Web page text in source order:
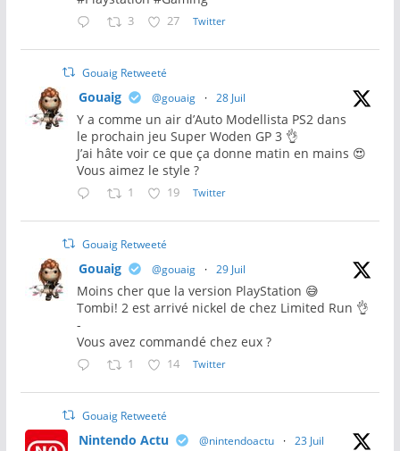
3 27 Twitter
Gouaig Retweeté
Gouaig @gouaig · 28 Juil
Y a comme un air d’Auto Modellista PS2 dans
le prochain jeu Super Woden GP 3 👌
J’ai hâte voir ce que ça donne matin en mains 😍
Vous aimez le style ?
1 19 Twitter
Gouaig Retweeté
Gouaig @gouaig · 29 Juil
Moins cher que la version PlayStation 😅
Tombi! 2 est arrivé nickel de chez Limited Run 👌
-
Vous avez commandé chez eux ?
1 14 Twitter
Gouaig Retweeté
Nintendo Actu @nintendoactu · 23 Juil